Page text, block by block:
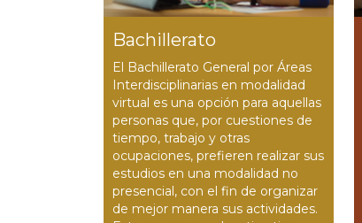
Bachillerato
El Bachillerato General por Áreas
Interdisciplinarias en modalidad
virtual es una opción para aquellas
personas que, por cuestiones de
tiempo, trabajo y otras
ocupaciones, prefi­eren realizar sus
estudios en una modalidad no
presencial, con el ­fin de organizar
de mejor manera sus actividades.